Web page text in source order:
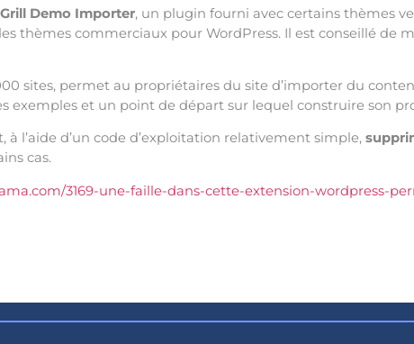
Demo Importer, un plugin fourni avec certains thèmes
thèmes commerciaux pour WordPress. Il est conseillé de
sites, permet au propriétaires du site d’importer du
exemples et un point de départ sur lequel construire son
l’aide d’un code d’exploitation relativement simple,
cas.
3169-une-faille-dans-cette-extension-wordpress-